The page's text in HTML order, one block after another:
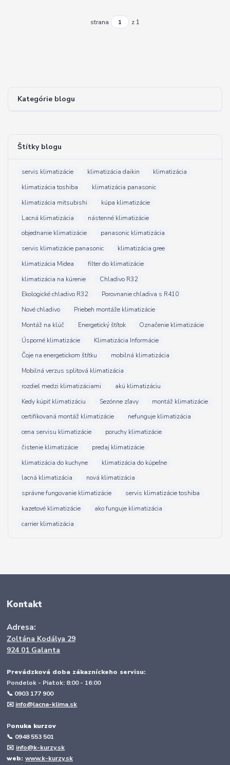
Kategórie blogu
Štítky blogu
servis klimatizácie klimatizácia daikin
klimatizácia
klimatizácia toshiba
klimatizácia panasonic
klimatizácia mitsubishi
kúpa klimatizácie
Lacná klimatizácia
nástenné klimatizácie
objednanie klimatizácie
panasonic klimatizácia
servis klimatizácie panasonic
klimatizácia gree
klimatizácia Midea
filter do klimatizácie
klimatizácia na kúrenie
Chladivo R32
Ekologické chladivo R32
Porovnanie chladiva s R410
Nové chladivo
Priebeh montáže klimatizácie
Montáž na klúč
Energetický štítok
Označenie klimatizácie
Úsporné klimatizácie
Klimatizácia Informácie
Čoje na energetickom štítku
mobilná klimatizácia
Mobilná verzus splitová klimatizácia
rozdiel medzi klimatizáciami
akú klimatizáciu
Kedy kúpiť klimatizáciu
Sezónne zľavy
montáž klimatizácie
certifikovaná montáž klimatizácie
nefunguje klimatizácia
cena servisu klimatizácie
poruchy klimatizácie
čistenie klimatizácie
predaj klimatizácie
klimatizácia do kuchyne
klimatizácia do kúpeľne
lacná klimatizácia
nová klimatizácia
správne fungovanie klimatizácie
servis klimatizácie toshiba
kazetové klimatizácie
ako funguje klimatizácia
carrier klimatizácia
strana z 1
Kontakt
Adresa:
Zoltána Kodálya 29
924 01 Galanta
Prevádzková doba zákazníckeho servisu:
Pondelok - Piatok: 8:00 - 16:00
📞 0903 177 900
✉️ info@lacna-klima.sk
Ponuka kurzov
📞 0948 553 501
✉️ info@k-kurzy.sk
web:www.k-kurzy.sk